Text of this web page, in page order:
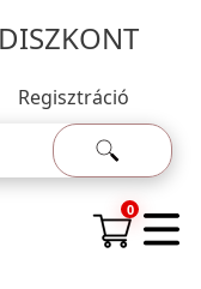
Regisztráció
0